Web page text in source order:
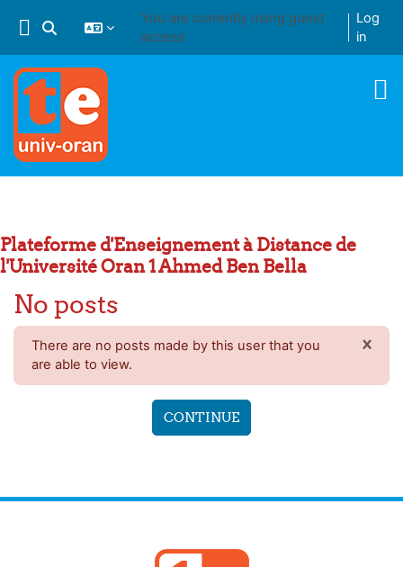
Toggle search input
You are currently using guest
access
Log
in
Plateforme d'Enseignement à Distance de
l'Université Oran 1 Ahmed Ben Bella
No posts
There are no posts made by this user that you
are able to view.
×
CONTINUE